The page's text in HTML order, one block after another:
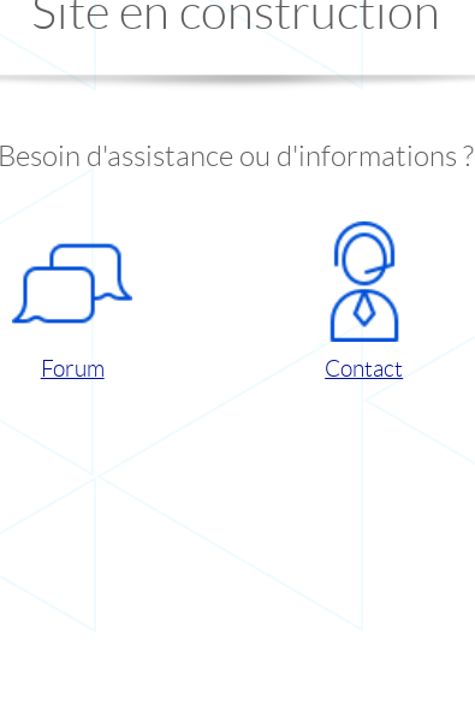
Site en construction
Besoin d'assistance ou d'informations ?
Forum Contact